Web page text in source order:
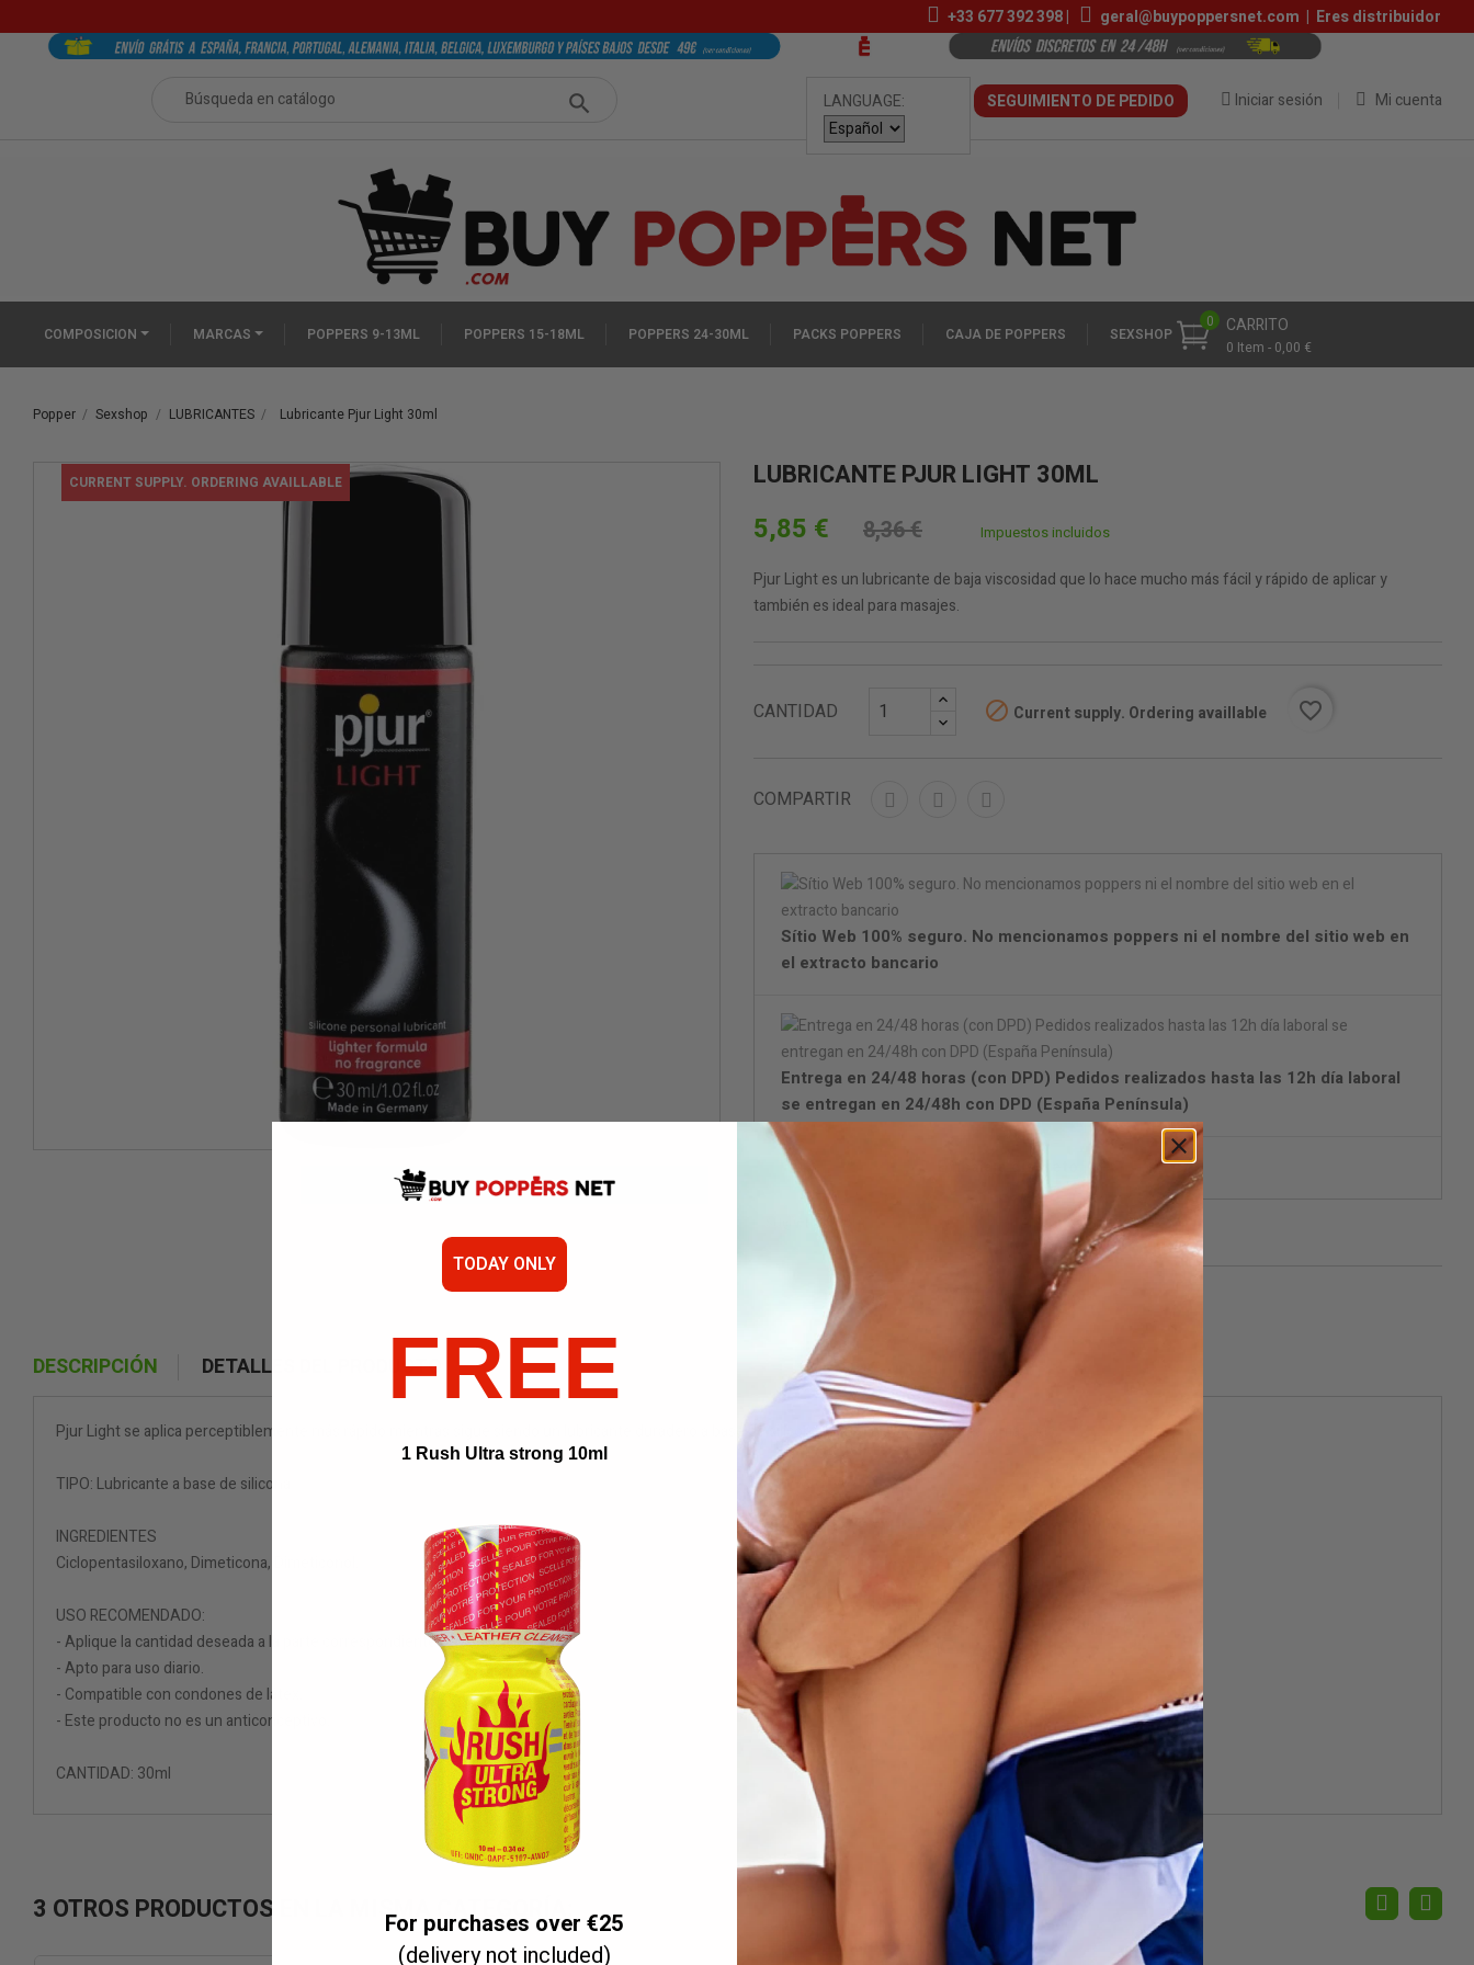
+33 677 392 398| geral@buypoppersnet.com | Eres distribuidor
LANGUAGE: Mi cuenta
Iniciar sesión
SEGUIMIENTO DE PEDIDO
CARRITO
0 Item - 0,00 €
0
COMPOSICION MARCAS POPPERS 9-13ML POPPERS 15-18ML POPPERS 24-30ML PACKS POPPERS CAJA DE POPPERS SEXSHOP
Popper Sexshop LUBRICANTES Lubricante Pjur Light 30ml
CURRENT SUPPLY. ORDERING AVAILLABLE LUBRICANTE PJUR LIGHT 30ML
5,85 € 8,36 € Impuestos incluidos
Pjur Light es un lubricante de baja viscosidad que lo hace mucho más fácil y rápido de aplicar y
también es ideal para masajes.
CANTIDAD  Current supply. Ordering availlable favorite_border
COMPARTIR
Sítio Web 100% seguro. No mencionamos poppers ni el nombre del sitio web en
el extracto bancario
Entrega en 24/48 horas (con DPD) Pedidos realizados hasta las 12h día laboral
se entregan en 24/48h con DPD (España Península)
Embalaje discreto.
Notificarme cuando esté disponible
DESCRIPCIÓN DETALLES DEL PRODUCTO
Pjur Light se aplica perceptiblemente más rápido mientras sigue siendo un lubricante duradero a base de silicona. Genial para el sexo y para masajes.
TIPO: Lubricante a base de silicona
INGREDIENTES
Ciclopentasiloxano, Dimeticona, Dimeticonol.
USO RECOMENDADO:
- Aplique la cantidad deseada a la parte correspondiente de su área íntima.
- Apto para uso diario.
- Compatible con condones de látex.
- Este producto no es un anticonceptivo.
CANTIDAD: 30ml
3 OTROS PRODUCTOS EN LA MISMA CATEGORÍA:
TODAY ONLY
FREE
1 Rush Ultra strong 10ml
For purchases over €25
(delivery not included)